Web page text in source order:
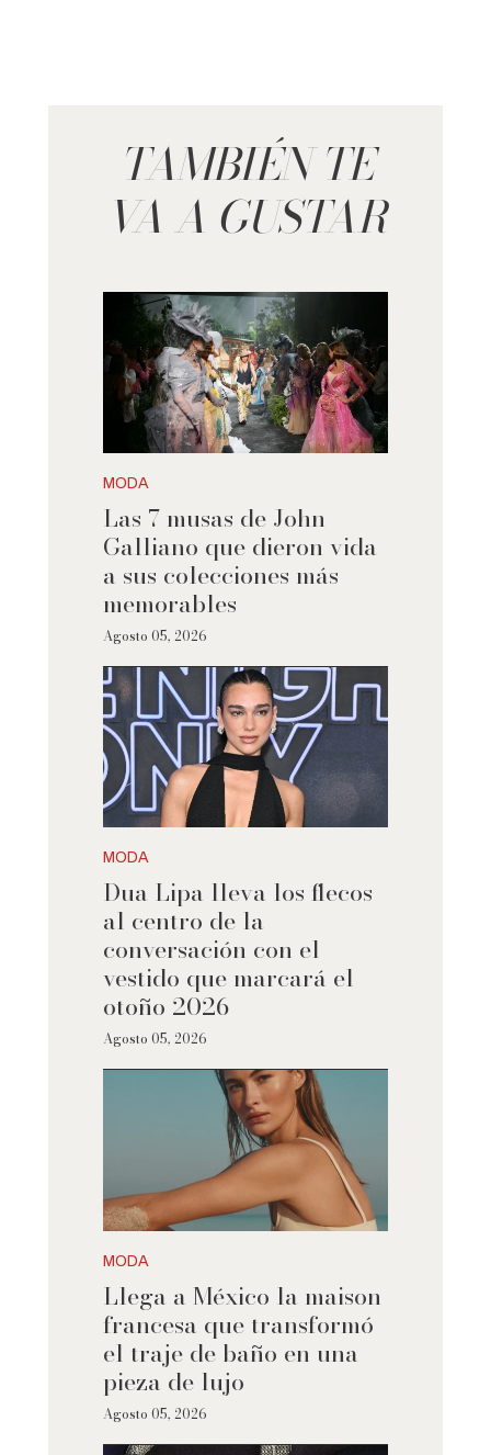
TAMBIÉN TE
VA A GUSTAR
MODA
Las 7 musas de John
Galliano que dieron vida
a sus colecciones más
memorables
Agosto 05, 2026
MODA
Dua Lipa lleva los flecos
al centro de la
conversación con el
vestido que marcará el
otoño 2026
Agosto 05, 2026
MODA
Llega a México la maison
francesa que transformó
el traje de baño en una
pieza de lujo
Agosto 05, 2026